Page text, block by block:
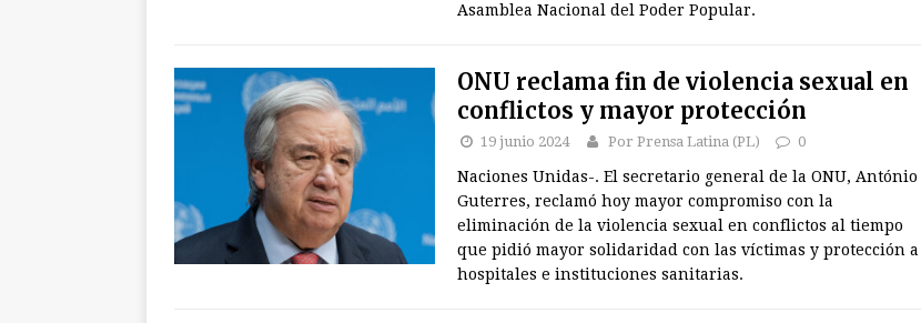
Asamblea Nacional del Poder Popular.
ONU reclama fin de violencia sexual en
conflictos y mayor protección
19 junio 2024 Por Prensa Latina (PL) 0
Naciones Unidas-. El secretario general de la ONU, António
Guterres, reclamó hoy mayor compromiso con la
eliminación de la violencia sexual en conflictos al tiempo
que pidió mayor solidaridad con las víctimas y protección a
hospitales e instituciones sanitarias.